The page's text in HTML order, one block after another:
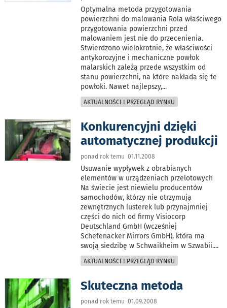
Optymalna metoda przygotowania
powierzchni do malowania Rola właściwego
przygotowania powierzchni przed
malowaniem jest nie do przecenienia.
Stwierdzono wielokrotnie, że właściwości
antykorozyjne i mechaniczne powłok
malarskich zależą przede wszystkim od
stanu powierzchni, na które nakłada się te
powłoki. Nawet najlepszy,...
AKTUALNOŚCI I PRZEGLĄD RYNKU
Konkurencyjni dzięki
automatycznej produkcji
ponad rok temu 01.11.2008
Usuwanie wypływek z obrabianych
elementów w urządzeniach przelotowych
Na świecie jest niewielu producentów
samochodów, którzy nie otrzymują
zewnętrznych lusterek lub przynajmniej
części do nich od firmy Visiocorp
Deutschland GmbH (wcześniej
Schefenacker Mirrors GmbH), która ma
swoją siedzibę w Schwaikheim w Szwabii....
AKTUALNOŚCI I PRZEGLĄD RYNKU
Skuteczna metoda
ponad rok temu 01.09.2008